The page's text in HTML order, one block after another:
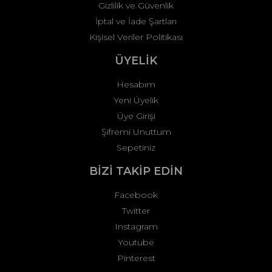
Gizlilik ve Güvenlik
İptal ve İade Şartları
Kişisel Veriler Politikası
ÜYELİK
Hesabım
Yeni Üyelik
Üye Girişi
Şifremi Unuttum
Sepetiniz
BİZİ TAKİP EDİN
Facebook
Twitter
Instagram
Youtube
Pinterest